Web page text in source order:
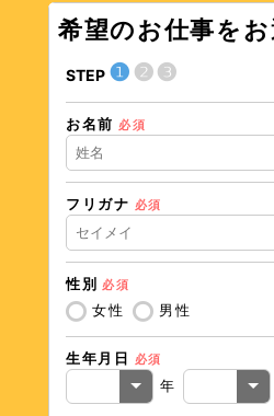
希望のお仕事を
STEP ❶❷❸
お名前 必須
フリガナ 必須
性別 必須
女性 男性
生年月日 必須
年